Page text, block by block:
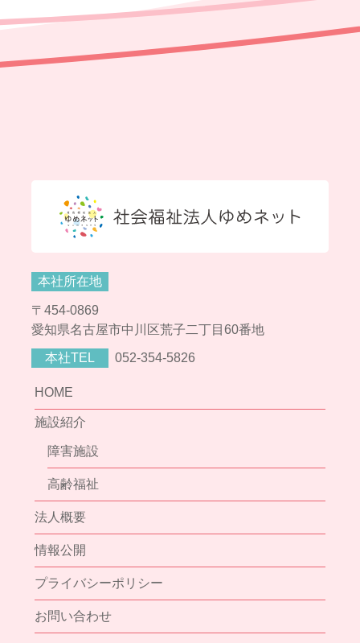
本社所在地
〒454-0869
愛知県名古屋市中川区荒子二丁目60番地
本社TEL 052-354-5826
HOME
施設紹介
障害施設
高齢福祉
法人概要
情報公開
プライバシーポリシー
お問い合わせ